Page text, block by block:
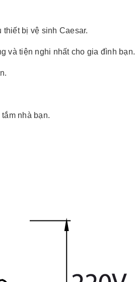
bị vệ sinh Caesar.
và tiện nghi nhất cho gia đình bạn.
nhà bạn.